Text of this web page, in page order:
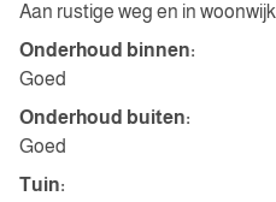
Aan rustige weg en in woonwijk
Onderhoud binnen:
Goed
Onderhoud buiten:
Goed
Tuin: